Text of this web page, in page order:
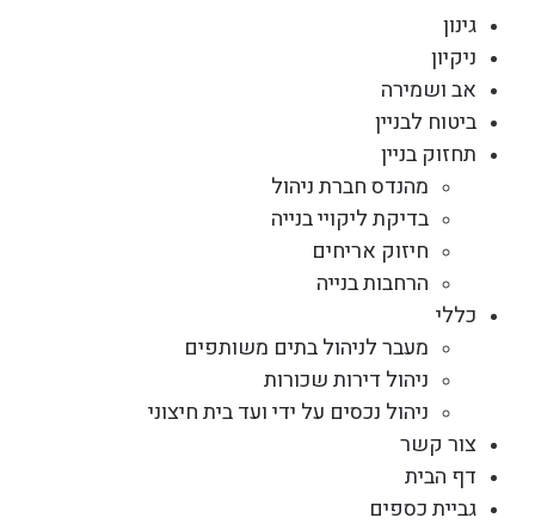
גינון
ניקיון
אב ושמירה
ביטוח לבניין
תחזוק בניין
מהנדס חברת ניהול
בדיקת ליקויי בנייה
חיזוק אריחים
הרחבות בנייה
כללי
מעבר לניהול בתים משותפים
ניהול דירות שכורות
ניהול נכסים על ידי ועד בית חיצוני
צור קשר
דף הבית
גביית כספים